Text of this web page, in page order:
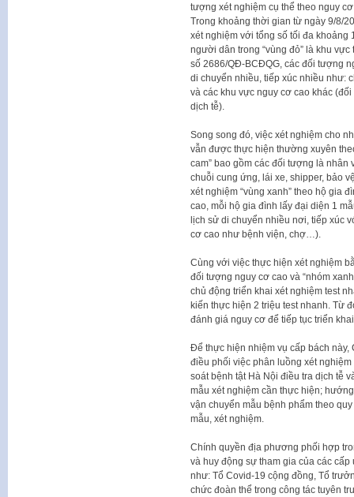
tượng xét nghiệm cụ thể theo nguy
Trong khoảng thời gian từ ngày 9/8/
xét nghiệm với tổng số tối đa khoảng
người dân trong “vùng đỏ” là khu
số 2686/QĐ-BCĐQG, các đối tượng
di chuyển nhiều, tiếp xúc nhiều như:
và các khu vực nguy cơ cao khác
dịch tễ).
Song song đó, việc xét nghiệm cho
vẫn được thực hiện thường xuyên
cam” bao gồm các đối tượng là
chuỗi cung ứng, lái xe, shipper, bảo
xét nghiệm “vùng xanh” theo hộ gia
cao, mỗi hộ gia đình lấy đại diện 1
lịch sử di chuyển nhiều nơi, tiếp xúc
cơ cao như bệnh viện, chợ…).
Cùng với việc thực hiện xét nghiệm
đối tượng nguy cơ cao và “nhóm
chủ động triển khai xét nghiệm test
kiến thực hiện 2 triệu test nhanh. Từ
đánh giá nguy cơ để tiếp tục triển
Để thực hiện nhiệm vụ cấp bách này,
điều phối việc phân luồng xét
soát bệnh tật Hà Nội điều tra dịch tễ
mẫu xét nghiệm cần thực hiện;
vận chuyển mẫu bệnh phẩm theo
mẫu, xét nghiệm.
Chính quyền địa phương phối hợp
và huy động sự tham gia của các
như: Tổ Covid-19 cộng đồng, Tổ
chức đoàn thể trong công tác tuyên